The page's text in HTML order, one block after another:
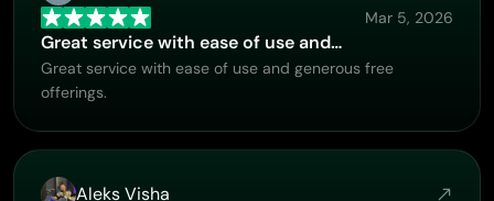
Mar 5, 2026
Great service with ease of use and…
Great service with ease of use and generous free
offerings.
Aleks Visha